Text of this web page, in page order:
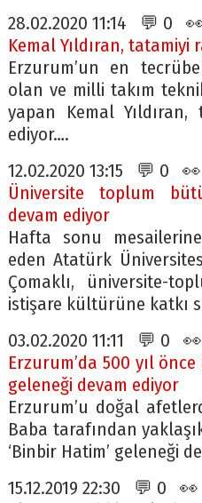
28.02.2020 11:14 💬 0
Kemal Yıldıran,
Erzurum’un en
olan ve milli takım
yapan Kemal
ediyor….
12.02.2020 13:15 💬 0 👀
Üniversite toplum
devam ediyor
Hafta sonu
eden Atatürk
Çomaklı, üniversite-
istişare kültürüne katkı
03.02.2020 11:11 💬 0 👀
Erzurum’da 500 yıl
geleneği devam ediyor
Erzurum’u doğal
Baba tarafından
‘Binbir Hatim’ geleneği
15.12.2019 22:30 💬 0 👀